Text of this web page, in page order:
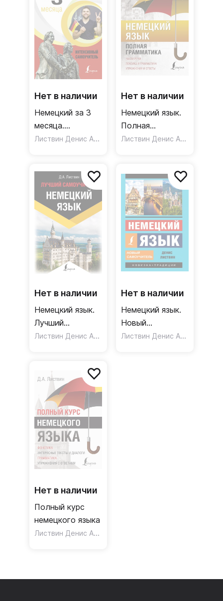
Нет в наличии
Немецкий за 3
месяца.
Интенсивный
Листвин Денис Алексеевич
Нет в наличии
Немецкий язык.
Полная
грамматика
Листвин Денис Алексеевич
Нет в наличии
Немецкий язык.
Лучший
самоучитель
Листвин Денис Алексеевич
Нет в наличии
Немецкий язык.
Новый
самоучитель
Листвин Денис Алексеевич
Нет в наличии
Полный курс
немецкого языка
Листвин Денис Алексеевич